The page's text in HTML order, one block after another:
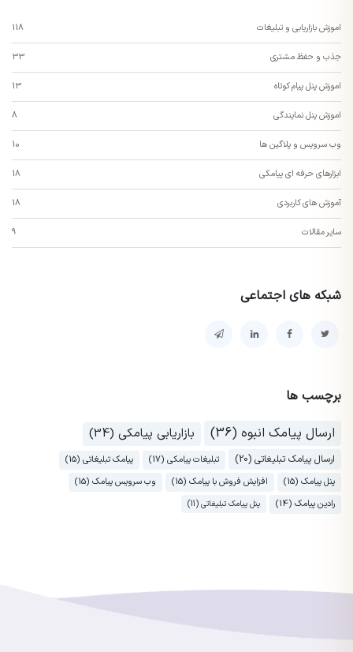
اموزش بازاریابی و تبلیغات 118
جذب و حفظ مشتری 33
اموزش پنل پیام کوتاه 13
اموزش پنل نمایندگی 8
وب سرویس و پلاگین ها 10
ابزارهای حرفه ای پیامکی 18
آموزش های کاربردی 18
سایر مقالات 9
شبکه های اجتماعی
برچسب ها
ارسال پیامک انبوه (36)
بازاریابی پیامکی (34)
ارسال پیامک تبلیغاتی (20) تبلیغات پیامکی (17)
پیامک تبلیغاتی (15)
پنل پیامک (15)
افزایش فروش با پیامک (15)
وب سرویس پیامک (15)
رادین پیامک (14)
پنل پیامک تبلیغاتی (11)